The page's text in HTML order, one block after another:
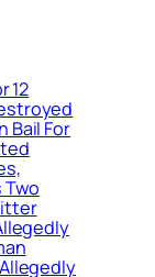
12
Bail For